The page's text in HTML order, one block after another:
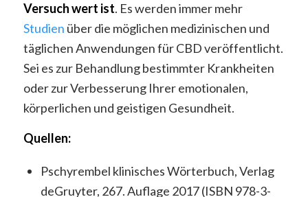
Versuch wert ist. Es werden immer mehr
Studien über die möglichen medizinischen und
täglichen Anwendungen für CBD veröffentlicht.
Sei es zur Behandlung bestimmter Krankheiten
oder zur Verbesserung Ihrer emotionalen,
körperlichen und geistigen Gesundheit.
Quellen:
Pschyrembel klinisches Wörterbuch, Verlag
deGruyter, 267. Auflage 2017 (ISBN 978-3-